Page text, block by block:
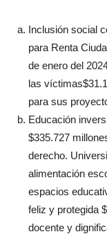
Inclusión social
para Renta
de enero del
las
para sus
Educación
$335.727
derecho.
alimentación
espacios
feliz y protegida
docente y